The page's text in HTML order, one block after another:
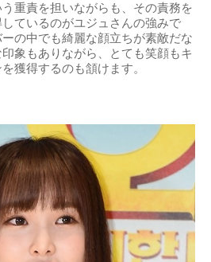
重責を担いながらも、その責務を
ているのがユジュさんの強みで
の中でも綺麗な顔立ちが素敵だな
象もありながら、とても笑顔もキ
獲得するのも頷けます。